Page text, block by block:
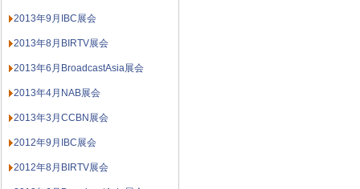
2013年9月IBC展会
2013年8月BIRTV展会
2013年6月BroadcastAsia展会
2013年4月NAB展会
2013年3月CCBN展会
2012年9月IBC展会
2012年8月BIRTV展会